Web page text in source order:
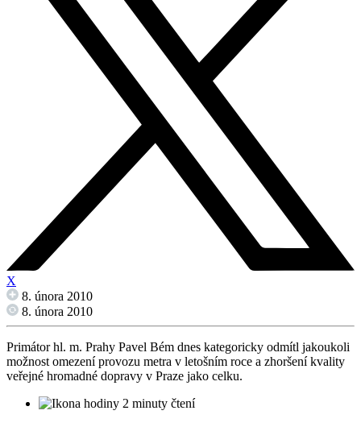
X
8. února 2010
8. února 2010
Primátor hl. m. Prahy Pavel Bém dnes kategoricky odmítl jakoukoli
možnost omezení provozu metra v letošním roce a zhoršení kvality
veřejné hromadné dopravy v Praze jako celku.
2 minuty čtení